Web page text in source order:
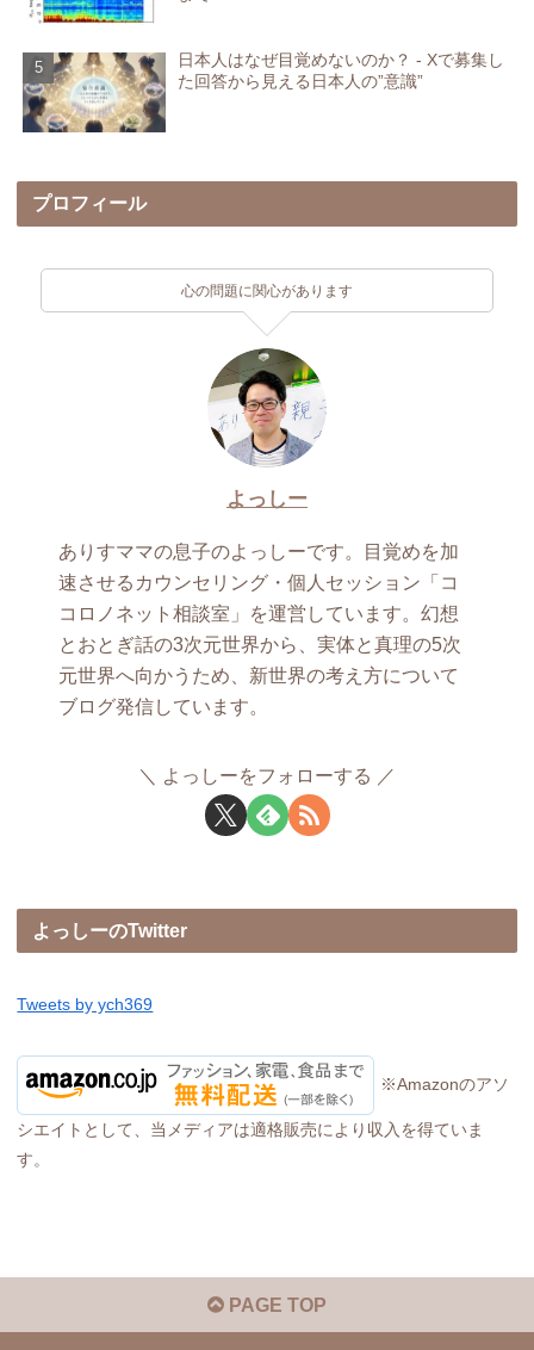
日本人はなぜ目覚めないのか？ - Xで募集し
た回答から見える日本人の”意識”
プロフィール
心の問題に関心があります
よっしー
ありすママの息子のよっしーです。目覚めを加
速させるカウンセリング・個人セッション「コ
コロノネット相談室」を運営しています。幻想
とおとぎ話の3次元世界から、実体と真理の5次
元世界へ向かうため、新世界の考え方について
ブログ発信しています。
よっしーをフォローする
よっしーのTwitter
Tweets by ych369
※Amazonのアソ
シエイトとして、当メディアは適格販売により収入を得ていま
す。
PAGE TOP